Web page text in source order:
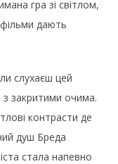
гра зі світлом,
фільми дають
слухаєш цей
закритими очима.
контрасти де
душ Бреда
стала напевно